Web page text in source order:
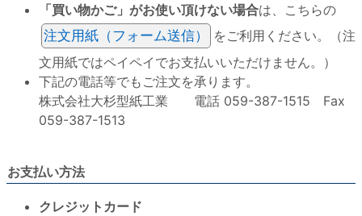
「買い物かご」がお使い頂けない場合は、こちらの
注文用紙（フォーム送信）
をご利用ください。（注
文用紙ではペイペイでお支払いいただけません。）
下記の電話等でもご注文を承ります。
株式会社大杉型紙工業 電話 059-387-1515 Fax
059-387-1513
お支払い方法
クレジットカード